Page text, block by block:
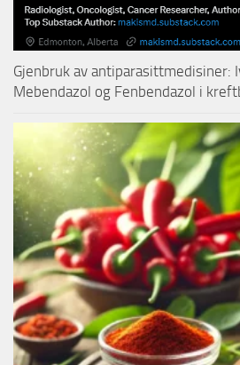
Gjenbruk av antiparasittmedisiner:
Mebendazol og Fenbendazol i